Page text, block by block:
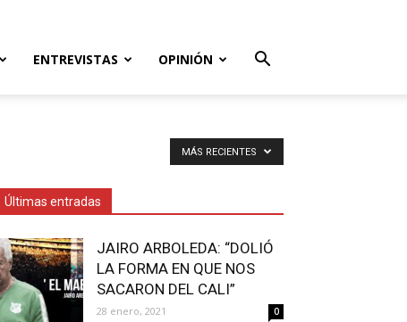
ENTREVISTAS OPINIÓN
MÁS RECIENTES
Últimas entradas
JAIRO ARBOLEDA: “DOLIÓ
LA FORMA EN QUE NOS
SACARON DEL CALI”
28 enero, 2021 0